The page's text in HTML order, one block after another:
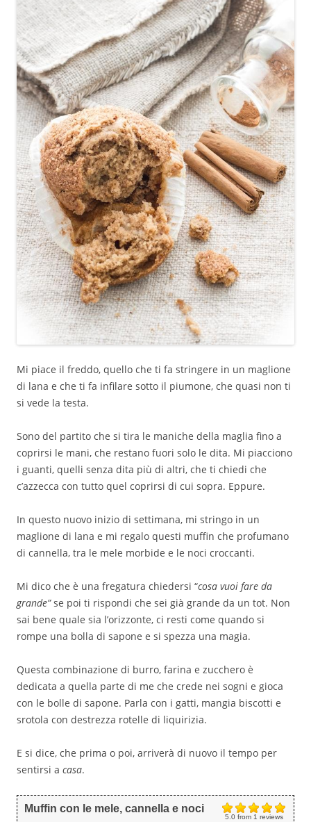
Mi piace il freddo, quello che ti fa stringere in un maglione
di lana e che ti fa infilare sotto il piumone, che quasi non ti
si vede la testa.
Sono del partito che si tira le maniche della maglia fino a
coprirsi le mani, che restano fuori solo le dita. Mi piacciono
i guanti, quelli senza dita più di altri, che ti chiedi che
c’azzecca con tutto quel coprirsi di cui sopra. Eppure.
In questo nuovo inizio di settimana, mi stringo in un
maglione di lana e mi regalo questi muffin che profumano
di cannella, tra le mele morbide e le noci croccanti.
Mi dico che è una fregatura chiedersi “cosa vuoi fare da
grande”se poi ti rispondi che sei già grande da un tot. Non
sai bene quale sia l’orizzonte, ci resti come quando si
rompe una bolla di sapone e si spezza una magia.
Questa combinazione di burro, farina e zucchero è
dedicata a quella parte di me che crede nei sogni e gioca
con le bolle di sapone. Parla con i gatti, mangia biscotti e
srotola con destrezza rotelle di liquirizia.
E si dice, che prima o poi, arriverà di nuovo il tempo per
sentirsi a casa.
5.0from 1 reviews
Muffin con le mele, cannella e noci